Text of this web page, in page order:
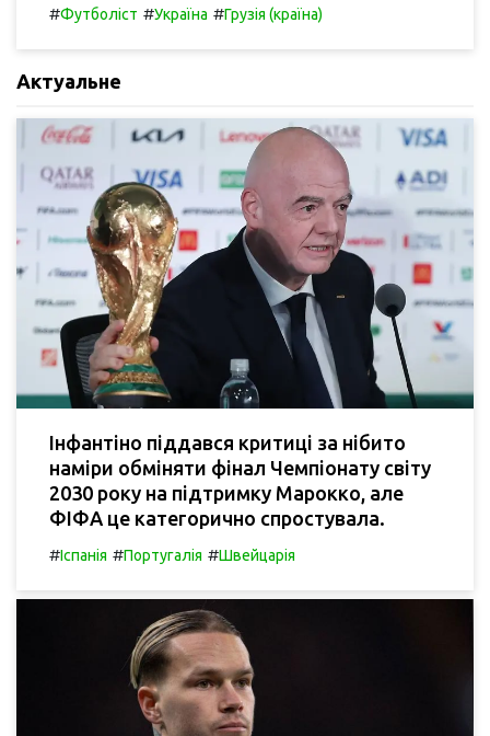
#Футболіст #Україна #Грузія (країна)
Актуальне
Інфантіно піддався критиці за нібито
наміри обміняти фінал Чемпіонату світу
2030 року на підтримку Марокко, але
ФІФА це категорично спростувала.
#Іспанія #Португалія #Швейцарія